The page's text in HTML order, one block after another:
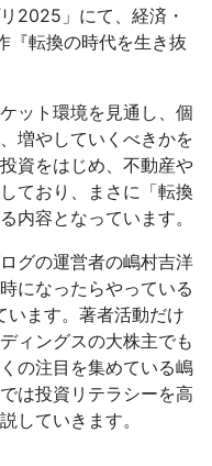
2025」にて、経済・
『転換の時代を生き抜
ット環境を見通し、個
増やしていくべきかを
資をはじめ、不動産や
ており、まさに「転換
内容となっています。
グの運営者の嶋村吉洋
になったらやっている
います。著者活動だけ
ィングスの大株主でも
の注目を集めている嶋
は投資リテラシーを高
していきます。